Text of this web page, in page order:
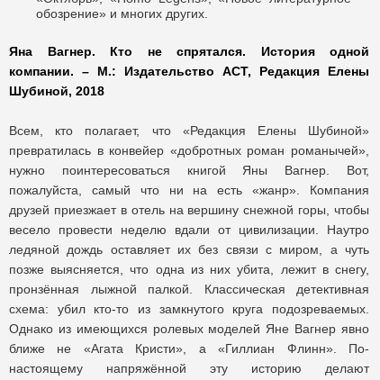
обозрение» и многих других.
Яна Вагнер. Кто не спрятался. История одной
компании. – М.: Издательство АСТ, Редакция Елены
Шубиной, 2018
Всем, кто полагает, что «Редакция Елены Шубиной»
превратилась в конвейер «добротных роман романычей»,
нужно поинтересоваться книгой Яны Вагнер. Вот,
пожалуйста, самый что ни на есть «жанр». Компания
друзей приезжает в отель на вершину снежной горы, чтобы
весело провести неделю вдали от цивилизации. Наутро
ледяной дождь оставляет их без связи с миром, а чуть
позже выясняется, что одна из них убита, лежит в снегу,
пронзённая лыжной палкой. Классическая детективная
схема: убил кто-то из замкнутого круга подозреваемых.
Однако из имеющихся ролевых моделей Яне Вагнер явно
ближе не «Агата Кристи», а «Гиллиан Флинн». По-
настоящему напряжённой эту историю делают